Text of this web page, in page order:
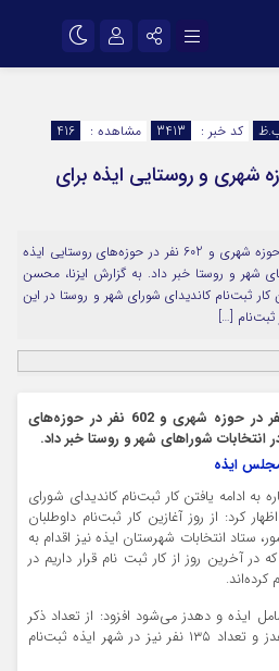
ایتا
اپلیکیشن
کد خبر : 3413 مشاهده : 416
حوزه شهری و روستایی ایذه برای
فرماندار ایذه از ثبت‌نام 170 نفر در حوزه شهری و 602 نفر در حوزه‌های روستایی ایذه
شهر و روستا خبر داد. به گزارش ایزنا، محسن
کار ثبت‌نام کاندیدای شورای شهر و روستا در این
ثبت‌نام […]
فرماندار ایذه از ثبت‌نام 170 نفر در حوزه شهری و 602 نفر در حوزه‌های
شوراهای شهر و روستا خبر داد.
به ادامه یافتن کار ثبت‌نام کاندیدای شورای
کرد: از روز آغازین کار ثبت‌نام داوطلبان
انتخابات شهرستان ایذه نیز اقدام به
در آخرین روز از کار ثبت نام قرار داریم در
ایذه و دهدز می‌شود افزود: از تعداد ذکر
شده ۳۵ نفر در حوزه شهری دهدز و تعداد ۱۳۵ نفر نیز در شهر ایذه ثبت‌نام